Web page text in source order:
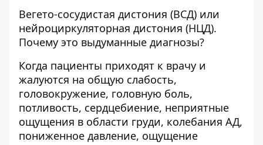
Вегето-сосудистая дистония (ВСД) или
нейроциркуляторная дистония (НЦД).
Почему это выдуманные диагнозы?
Когда пациенты приходят к врачу и
жалуются на общую слабость,
головокружение, головную боль,
потливость, сердцебиение, неприятные
ощущения в области груди, колебания АД,
пониженное давление, ощущение